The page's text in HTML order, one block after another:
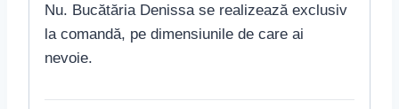
Nu. Bucătăria Denissa se realizează exclusiv
la comandă, pe dimensiunile de care ai
nevoie.